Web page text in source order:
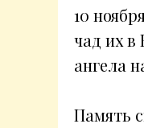
10
чад их в
ангела
Память